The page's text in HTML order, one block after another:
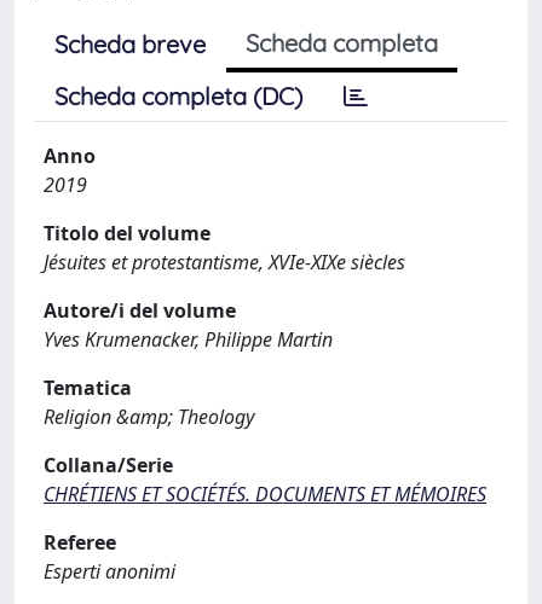
Scheda breve
Scheda completa
Scheda completa (DC)
Anno
2019
Titolo del volume
Jésuites et protestantisme, XVIe-XIXe siècles
Autore/i del volume
Yves Krumenacker, Philippe Martin
Tematica
Religion &amp; Theology
Collana/Serie
CHRÉTIENS ET SOCIÉTÉS. DOCUMENTS ET MÉMOIRES
Referee
Esperti anonimi